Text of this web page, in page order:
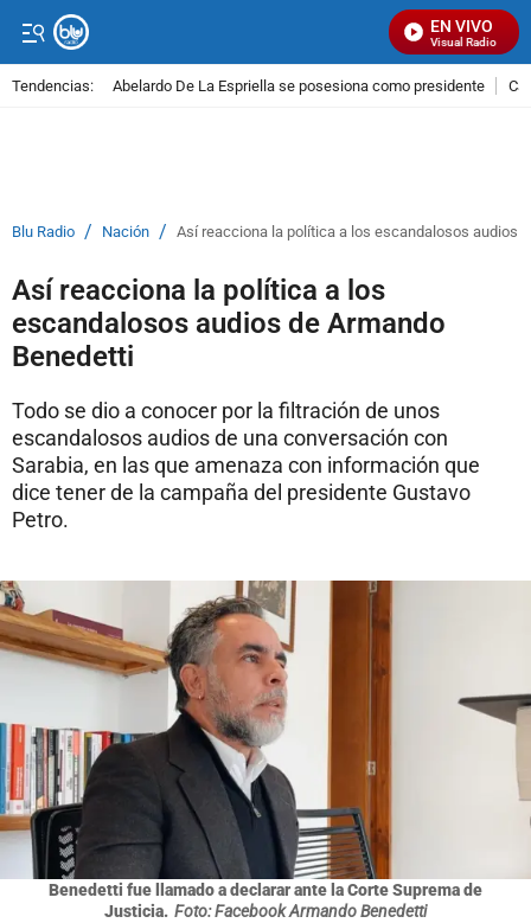
EN VIVO
Señal Visual Radio
Tendencias: Abelardo De La Espriella se posesiona como presidente
Blu Radio / Nación / Así reacciona la política a los escandalosos audios
Así reacciona la política a los
escandalosos audios de Armando
Benedetti
Todo se dio a conocer por la filtración de unos
escandalosos audios de una conversación con
Sarabia, en las que amenaza con información que
dice tener de la campaña del presidente Gustavo
Petro.
Benedetti fue llamado a declarar ante la Corte Suprema de
Justicia. Foto: Facebook Armando Benedetti